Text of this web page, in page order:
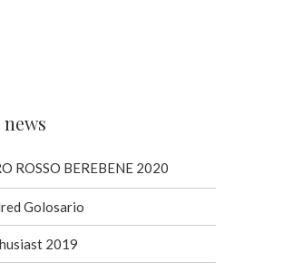
ROSSO BEREBENE 2020
Golosario
2019